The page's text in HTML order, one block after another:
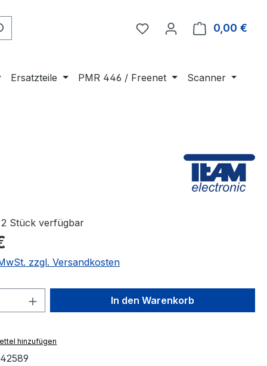
0,00 €
Ersatzteile PMR 446 / Freenet
Scanner
Stück verfügbar
zzgl. Versandkosten
Anzahl: Gib den gewünschten Wert
In den Warenkorb
hinzufügen
42589